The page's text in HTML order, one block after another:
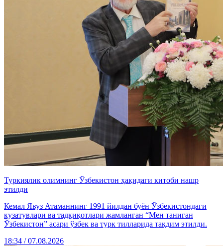
Туркиялик олимнинг Ўзбекистон ҳақидаги китоби нашр
этилди
Кемал Явуз Атаманнинг 1991 йилдан буён Ўзбекистондаги
кузатувлари ва тадқиқотлари жамланган “Мен таниган
Ўзбекистон” асари ўзбек ва турк тилларида тақдим этилди.
18:34 / 07.08.2026